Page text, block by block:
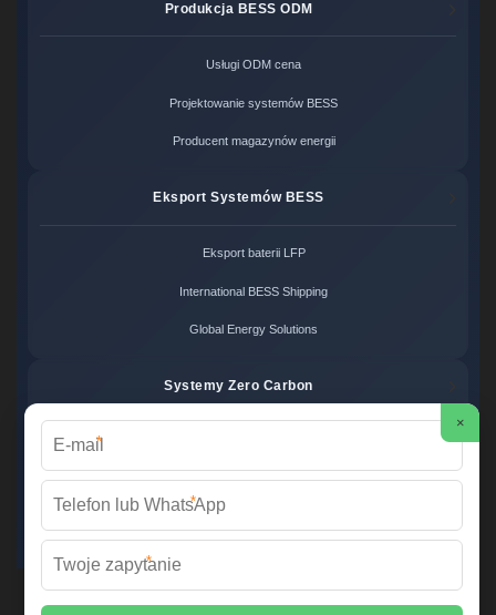
Produkcja BESS ODM
Usługi ODM cena
Projektowanie systemów BESS
Producent magazynów energii
Eksport Systemów BESS
Eksport baterii LFP
International BESS Shipping
Global Energy Solutions
Systemy Zero Carbon
Zero Carbon Energy
Ekologiczne rozwiązania OZE
Wirtualna Elektrownia Polska ©
Mapa strony
×
*
*
*